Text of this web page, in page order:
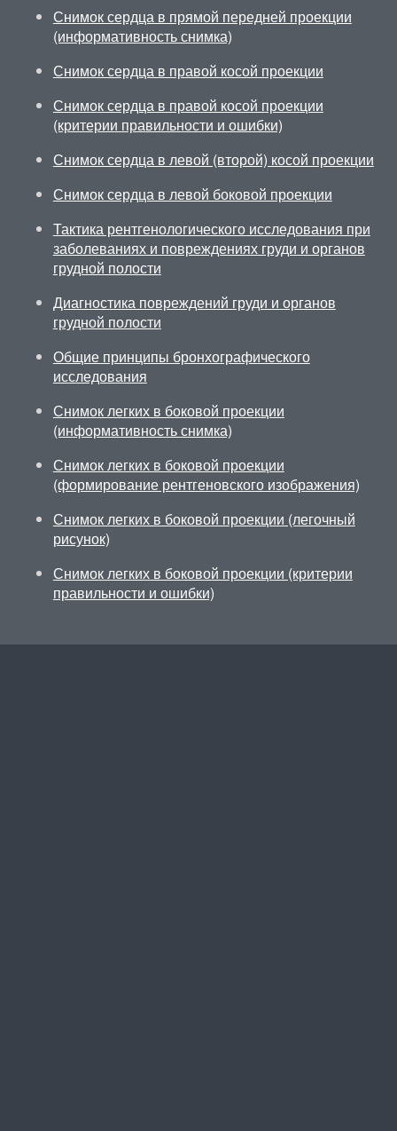
Снимок сердца в прямой передней проекции
(информативность снимка)
Снимок сердца в правой косой проекции
Снимок сердца в правой косой проекции
(критерии правильности и ошибки)
Снимок сердца в левой (второй) косой проекции
Снимок сердца в левой боковой проекции
Тактика рентгенологического исследования при
заболеваниях и повреждениях груди и органов
грудной полости
Диагностика повреждений груди и органов
грудной полости
Общие принципы бронхографического
исследования
Снимок легких в боковой проекции
(информативность снимка)
Снимок легких в боковой проекции
(формирование рентгеновского изображения)
Снимок легких в боковой проекции (легочный
рисунок)
Снимок легких в боковой проекции (критерии
правильности и ошибки)